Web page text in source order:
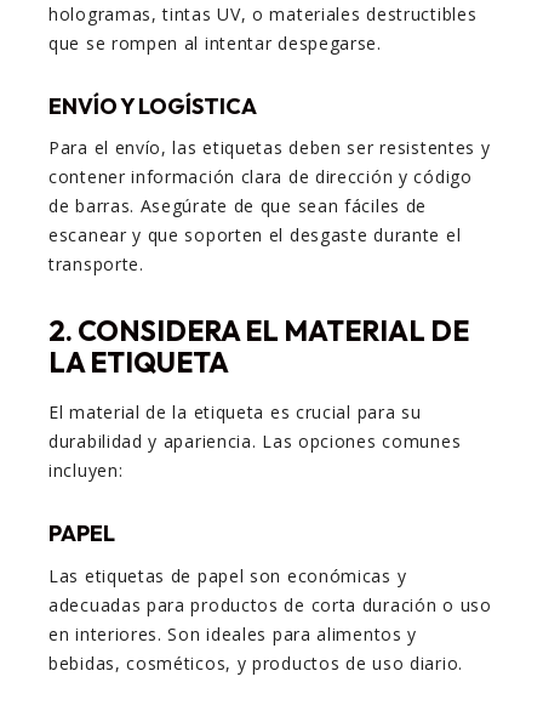
hologramas, tintas UV, o materiales destructibles
que se rompen al intentar despegarse.
ENVÍO Y LOGÍSTICA
Para el envío, las etiquetas deben ser resistentes y
contener información clara de dirección y código
de barras. Asegúrate de que sean fáciles de
escanear y que soporten el desgaste durante el
transporte.
2. CONSIDERA EL MATERIAL DE
LA ETIQUETA
El material de la etiqueta es crucial para su
durabilidad y apariencia. Las opciones comunes
incluyen:
PAPEL
Las etiquetas de papel son económicas y
adecuadas para productos de corta duración o uso
en interiores. Son ideales para alimentos y
bebidas, cosméticos, y productos de uso diario.